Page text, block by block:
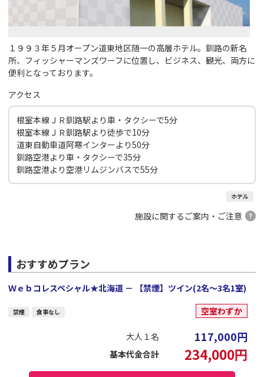
１９９３年５月オープン道東地区随一の高層ホテル。釧路の新名
所、フィッシャーマンズワーフに位置し、ビジネス、観光、両方に
便利となっております。
アクセス
根室本線ＪＲ釧路駅より車・タクシーで5分
根室本線ＪＲ釧路駅より徒歩で10分
道東自動車道阿寒インターより50分
釧路空港より車・タクシーで35分
釧路空港より空港リムジンバスで55分
ホテル
施設に関するご案内・ご注意
おすすめプラン
Ｗｅｂコレスペシャル★北海道 － 【禁煙】ツイン(2名～3名1室)
禁煙 食事なし 空室わずか
大人１名 117,000円
基本代金合計 234,000円